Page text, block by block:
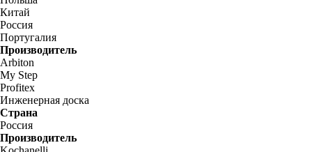
Китай
Россия
Португалия
Производитель
Arbiton
My Step
Profitex
Инженерная доска
Страна
Россия
Производитель